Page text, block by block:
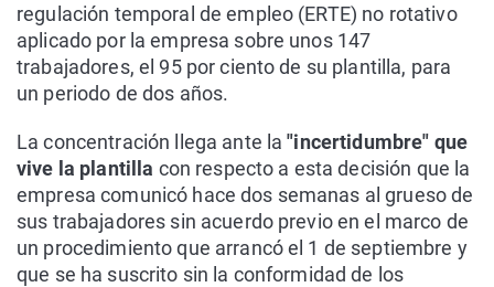
regulación temporal de empleo (ERTE) no rotativo
aplicado por la empresa sobre unos 147
trabajadores, el 95 por ciento de su plantilla, para
un periodo de dos años.
La concentración llega ante la"incertidumbre" que
vive la plantilla con respecto a esta decisión que la
empresa comunicó hace dos semanas al grueso de
sus trabajadores sin acuerdo previo en el marco de
un procedimiento que arrancó el 1 de septiembre y
que se ha suscrito sin la conformidad de los